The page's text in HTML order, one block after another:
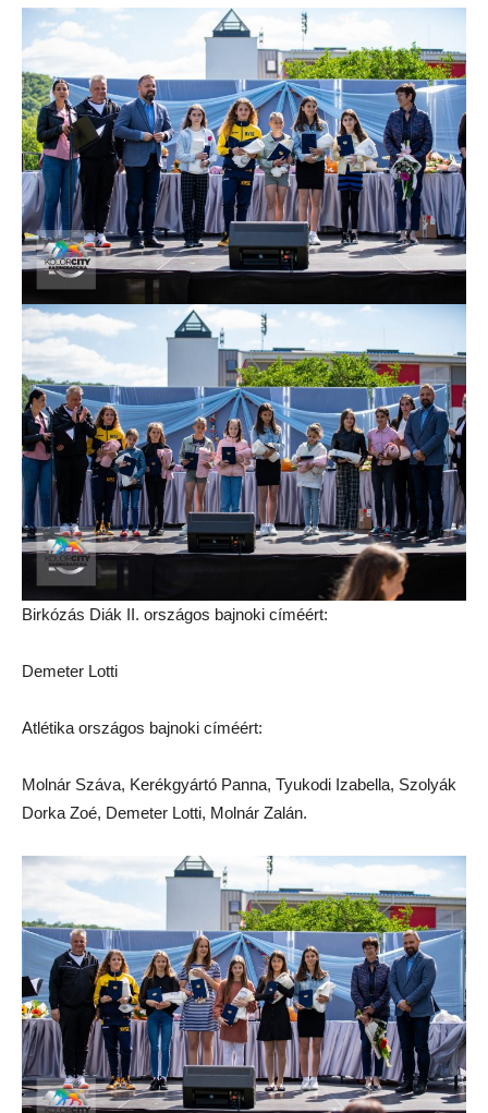
Birkózás Diák II. országos bajnoki címéért:
Demeter Lotti
Atlétika országos bajnoki címéért:
Molnár Száva, Kerékgyártó Panna, Tyukodi Izabella, Szolyák
Dorka Zoé, Demeter Lotti, Molnár Zalán.